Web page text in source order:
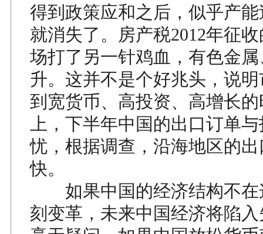
得到政策应和之后，似乎产
就消失了。房产税2012年征
场打了另一针鸡血，有色金
升。这并不是个好兆头，说
到宽货币、高投资、高增长
上，下半年中国的出口订单
忧，根据调查，沿海地区的
快。
如果中国的经济结构不在
刻变革，未来中国经济将陷